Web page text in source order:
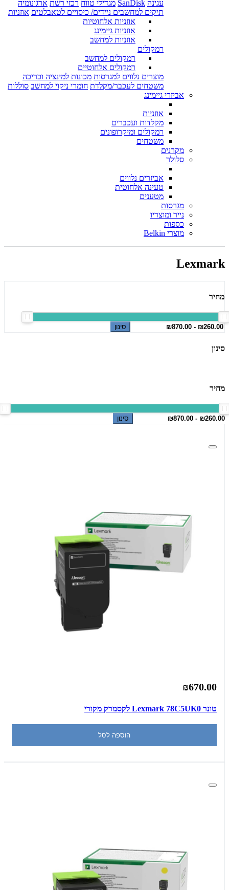
עגינה SanDisk מגדילי טווח רכזי רשת ארגונומיה
תיקים למחשבים ניידים/ כיסויים לטאבלטים אוזניות
אוזניות אלחוטיות
אוזניות גיימינג
אוזניות למחשב
רמקולים
רמקולים למחשב
רמקולים אלחוטיים
מוצרים נלווים למגרסות מכונות למינציה וכריכה
משטחים לעכבר/מקלדת חומרי ניקוי למחשב סוללות
אביזרי גיימינג
אוזניות
מקלדות ועכברים
רמקולים ומיקרופונים
משטחים
מקרנים
סלולר
אביזרים נלווים
טעינה אלחוטית
מטענים
מגרסות
נייר ומוצריו
כספות
מוצרי Belkin
Lexmark
מחיר
סינון
סינון
מחיר
סינון
₪670.00
‏טונר Lexmark 78C5UK0 לקסמרק מקורי
הוספה לסל